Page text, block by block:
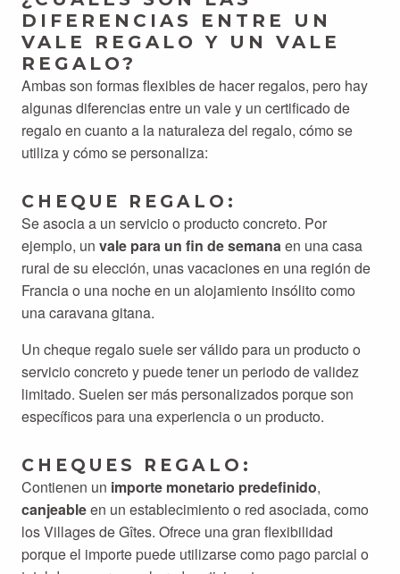
DIFERENCIAS ENTRE UN
VALE REGALO Y UN VALE
REGALO?
Ambas son formas flexibles de hacer regalos, pero hay
algunas diferencias entre un vale y un certificado de
regalo en cuanto a la naturaleza del regalo, cómo se
utiliza y cómo se personaliza:
CHEQUE REGALO:
Se asocia a un servicio o producto concreto. Por
ejemplo, un vale para un fin de semanaen una casa
rural de su elección, unas vacaciones en una región de
Francia o una noche en un alojamiento insólito como
una caravana gitana.
Un cheque regalo suele ser válido para un producto o
servicio concreto y puede tener un periodo de validez
limitado. Suelen ser más personalizados porque son
específicos para una experiencia o un producto.
CHEQUES REGALO:
Contienen un importe monetario predefinido,
canjeableen un establecimiento o red asociada, como
los Villages de Gîtes. Ofrece una gran flexibilidad
porque el importe puede utilizarse como pago parcial o